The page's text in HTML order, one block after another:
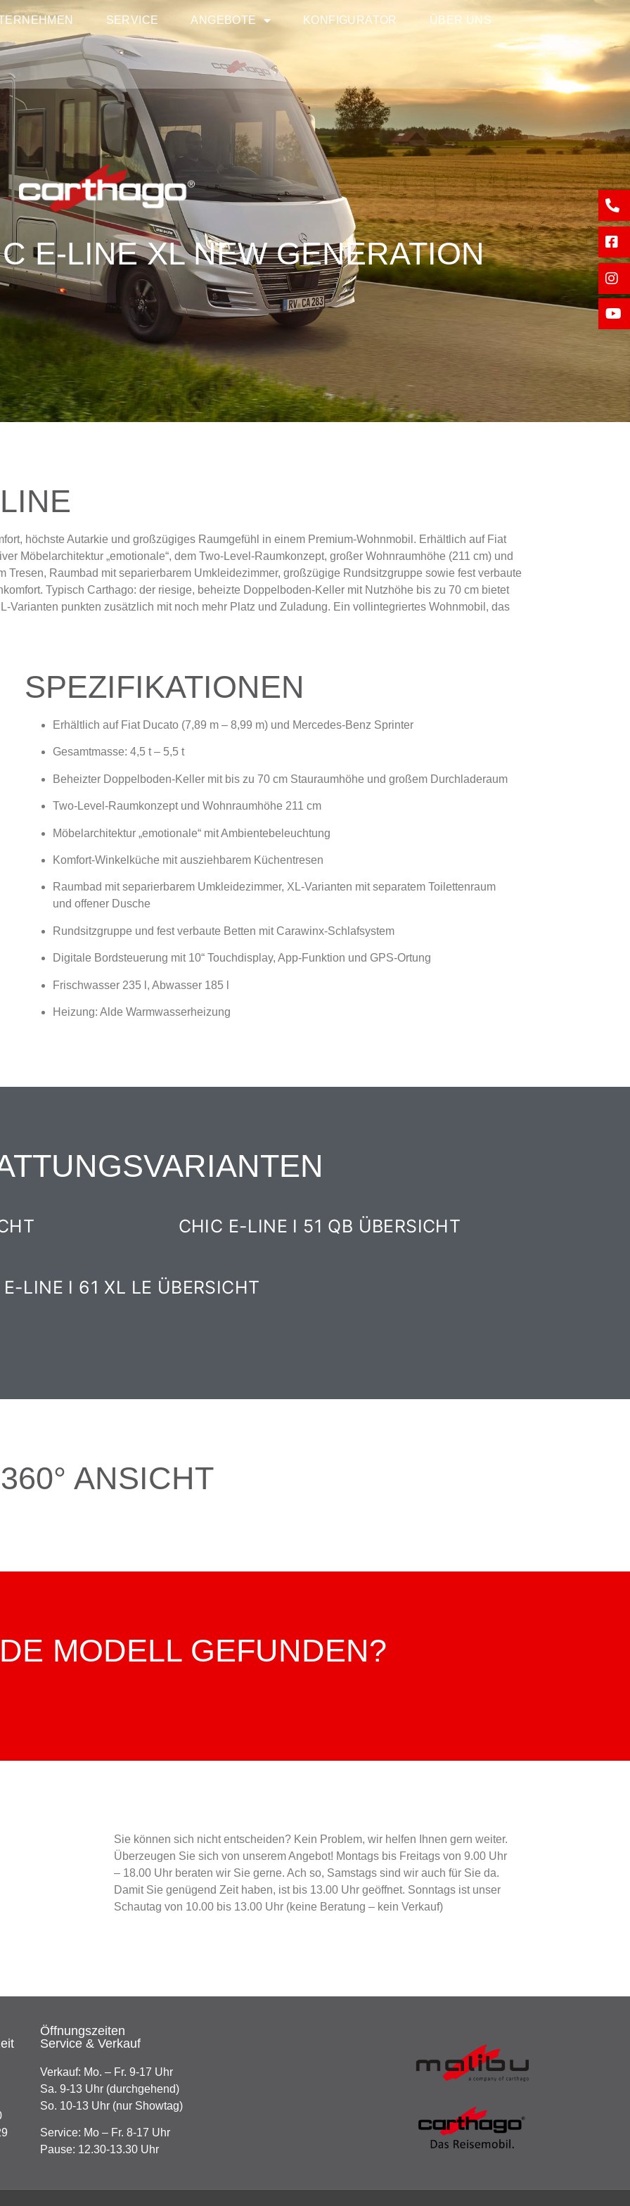
SERVICE ANGEBOTE KONFIGURATOR ÜBER UNS
E-LINE XL NEW GENERATION
höchste Autarkie und großzügiges Raumgefühl in einem Premium-Wohnmobil. Erhältlich auf Fiat
Möbelarchitektur „emotionale“, dem Two-Level-Raumkonzept, großer Wohnraumhöhe (211 cm) und
Raumbad mit separierbarem Umkleidezimmer, großzügige Rundsitzgruppe sowie fest verbaute
Typisch Carthago: der riesige, beheizte Doppelboden-Keller mit Nutzhöhe bis zu 70 cm bietet
Varianten punkten zusätzlich mit noch mehr Platz und Zuladung. Ein vollintegriertes Wohnmobil, das
SPEZIFIKATIONEN
Erhältlich auf Fiat Ducato (7,89 m – 8,99 m) und Mercedes-Benz Sprinter
Gesamtmasse: 4,5 t – 5,5 t
Beheizter Doppelboden-Keller mit bis zu 70 cm Stauraumhöhe und großem Durchladeraum
Two-Level-Raumkonzept und Wohnraumhöhe 211 cm
Möbelarchitektur „emotionale“ mit Ambientebeleuchtung
Komfort-Winkelküche mit ausziehbarem Küchentresen
Raumbad mit separierbarem Umkleidezimmer, XL-Varianten mit separatem Toilettenraum
und offener Dusche
Rundsitzgruppe und fest verbaute Betten mit Carawinx-Schlafsystem
Digitale Bordsteuerung mit 10“ Touchdisplay, App-Funktion und GPS-Ortung
Frischwasser 235 l, Abwasser 185 l
Heizung: Alde Warmwasserheizung
CHIC E-LINE I 51 QB ÜBERSICHT
LINE I 61 XL LE ÜBERSICHT
360° ANSICHT
MODELL GEFUNDEN?
Sie können sich nicht entscheiden? Kein Problem, wir helfen Ihnen gern weiter.
Überzeugen Sie sich von unserem Angebot! Montags bis Freitags von 9.00 Uhr
– 18.00 Uhr beraten wir Sie gerne. Ach so, Samstags sind wir auch für Sie da.
Damit Sie genügend Zeit haben, ist bis 13.00 Uhr geöffnet. Sonntags ist unser
Schautag von 10.00 bis 13.00 Uhr (keine Beratung – kein Verkauf)
Öffnungszeiten
Service & Verkauf
Verkauf: Mo. – Fr. 9-17 Uhr
Sa. 9-13 Uhr (durchgehend)
So. 10-13 Uhr (nur Showtag)
Service: Mo – Fr. 8-17 Uhr
Pause: 12.30-13.30 Uhr